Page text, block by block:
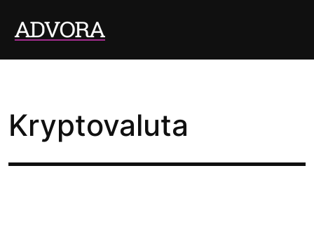
Kryptovaluta